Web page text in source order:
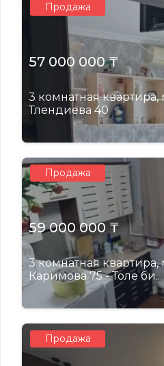
Продажа
57 000 000 ₸
3 комнатная квартира,
Тлендиева 40
Продажа
59 000 000 ₸
3 комнатная квартира,
Каримова 75 - Толе би..
Продажа